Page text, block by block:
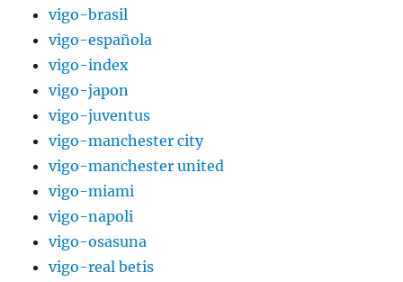
vigo-brasil
vigo-española
vigo-index
vigo-japon
vigo-juventus
vigo-manchester city
vigo-manchester united
vigo-miami
vigo-napoli
vigo-osasuna
vigo-real betis